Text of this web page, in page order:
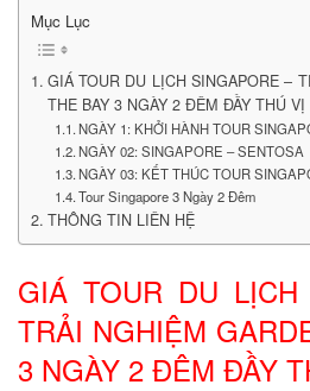
Mục Lục
GIÁ TOUR DU LỊCH SINGAPORE –
THE BAY 3 NGÀY 2 ĐÊM ĐẦY THÚ VỊ
NGÀY 1: KHỞI HÀNH TOUR
NGÀY 02: SINGAPORE – SENTOSA
NGÀY 03: KẾT THÚC TOUR
Tour Singapore 3 Ngày 2 Đêm
THÔNG TIN LIÊN HỆ
GIÁ TOUR DU
TRẢI NGHIỆM
3 NGÀY 2 ĐÊM ĐẦY